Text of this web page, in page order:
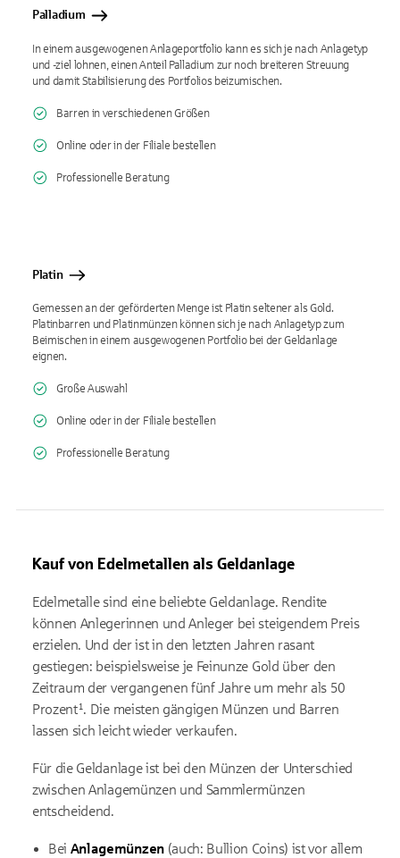
Palladium
In einem ausgewogenen Anlageportfolio kann es sich je nach Anlagetyp
und -ziel lohnen, einen Anteil Palladium zur noch breiteren Streuung
und damit Stabilisierung des Portfolios beizumischen.
Barren in verschiedenen Größen
Online oder in der Filiale bestellen
Professionelle Beratung
Platin
Gemessen an der geförderten Menge ist Platin seltener als Gold.
Platinbarren und Platinmünzen können sich je nach Anlagetyp zum
Beimischen in einem ausgewogenen Portfolio bei der Geldanlage
eignen.
Große Auswahl
Online oder in der Filiale bestellen
Professionelle Beratung
Kauf von Edelmetallen als Geldanlage
Edelmetalle sind eine beliebte Geldanlage. Rendite
können Anlegerinnen und Anleger bei steigendem Preis
erzielen. Und der ist in den letzten Jahren rasant
gestiegen: beispielsweise je Feinunze Gold über den
Zeitraum der vergangenen fünf Jahre um mehr als 50
Prozent¹. Die meisten gängigen Münzen und Barren
lassen sich leicht wieder verkaufen.
Für die Geldanlage ist bei den Münzen der Unterschied
zwischen Anlagemünzen und Sammlermünzen
entscheidend.
Bei Anlagemünzen(auch: Bullion Coins) ist vor allem